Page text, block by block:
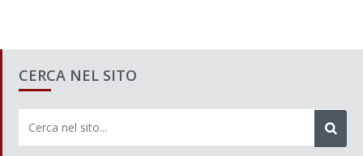
CERCA NEL SITO